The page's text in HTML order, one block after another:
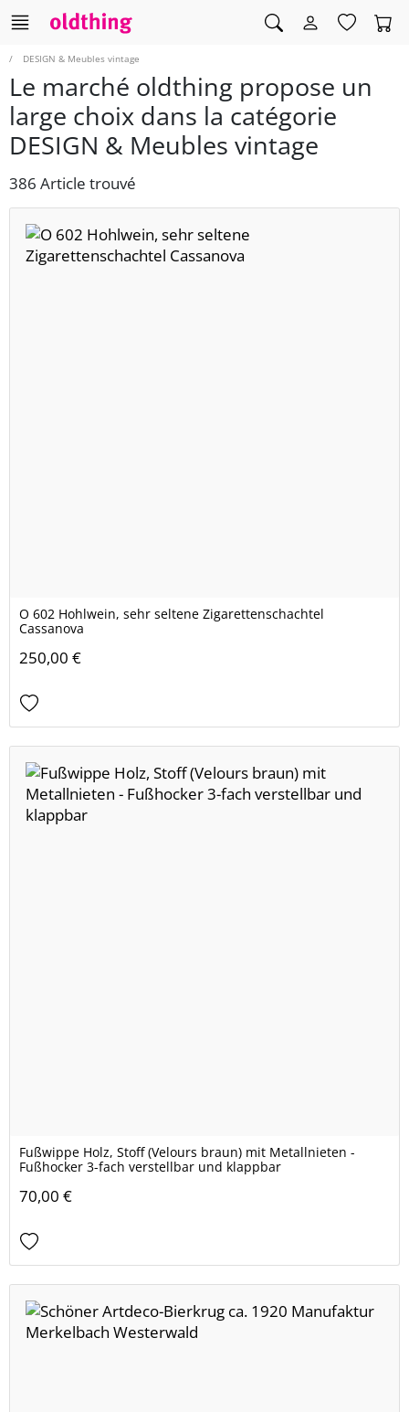
DESIGN & Meubles vintage
Le marché oldthing propose un
large choix dans la catégorie
DESIGN & Meubles vintage
386 Article trouvé
O 602 Hohlwein, sehr seltene Zigarettenschachtel
Cassanova
250,00 €
Fußwippe Holz, Stoff (Velours braun) mit Metallnieten -
Fußhocker 3-fach verstellbar und klappbar
70,00 €